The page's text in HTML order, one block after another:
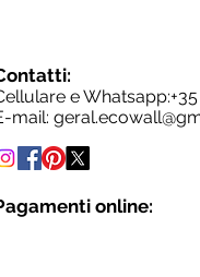
e Whatsapp:+35
mail:
online: